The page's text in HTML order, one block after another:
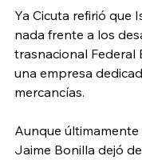
Ya Cicuta refirió que
nada frente a los
trasnacional Federal
una empresa
mercancías.
Aunque
Jaime Bonilla dejó